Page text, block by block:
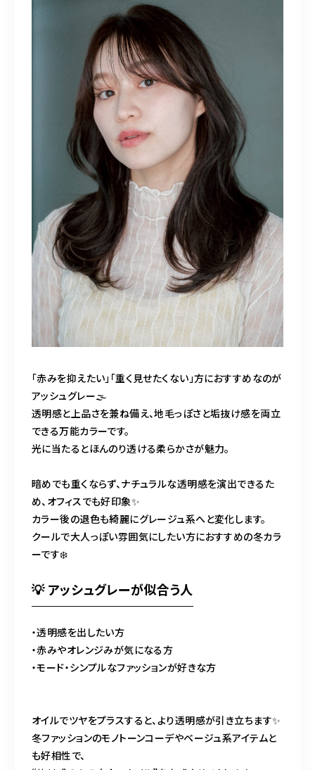
「赤みを抑えたい」「重く見せたくない」方におすすめなのが
アッシュグレー🌫️
透明感と上品さを兼ね備え、地毛っぽさと垢抜け感を両立
できる万能カラーです。
光に当たるとほんのり透ける柔らかさが魅力。
暗めでも重くならず、ナチュラルな透明感を演出できるた
め、オフィスでも好印象✨
カラー後の退色も綺麗にグレージュ系へと変化します。
クールで大人っぽい雰囲気にしたい方におすすめの冬カラ
ーです❄️
💡 アッシュグレーが似合う人
・透明感を出したい方
・赤みやオレンジみが気になる方
・モード・シンプルなファッションが好きな方
オイルでツヤをプラスすると、より透明感が引き立ちます✨
冬ファッションのモノトーンコーデやベージュ系アイテムと
も好相性で、